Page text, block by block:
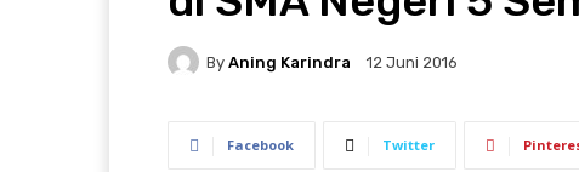
By Aning Karindra 12 Juni 2016
Facebook Twitter